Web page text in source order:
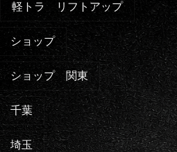
軽トラ リフトアップ
ショップ
ショップ 関東
千葉
埼玉